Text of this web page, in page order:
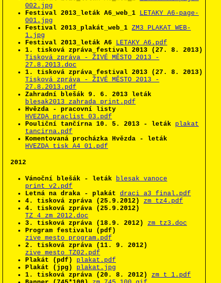
002.jpg
Festival 2013_leták A6_web_1 LETAKY_A6-page-
001.jpg
Festival 2013_plakát_web_1 ZM3_PLAKAT_WEB-
1.jpg
Festival 2013_leták A6
LETAKY_A6.pdf
1. tisková zpráva_festival 2013 (27. 8. 2013)
Tisková zpráva - ŽIVÉ MĚSTO 2013 -
27.8.2013.doc
1. tisková zpráva_festival 2013 (27. 8. 2013)
Tisková zpráva - ŽIVÉ MĚSTO 2013 -
27.8.2013.pdf
Zahradní blešák 9. 6. 2013 leták
blesak2013_zahrada_print.pdf
Hvězda - pracovní listy
HVEZDA_praclist_03.pdf
Pouliční tančírna 10. 5. 2013 - leták plakat
tancirna.pdf
Komentovaná procházka Hvězda - leták
HVEZDA_tisk A4_01.pdf
2012
Vánoční blešák - leták blesak vanoce
print_v2.pdf
Letná na draka - plakát draci_a3_final.pdf
4. tisková zpráva (25.9.2012)
zm_tz4.pdf
4. tisková zpráva (25.9.2012)
TZ_4_zm_2012.doc
3. tisková zpráva (18.9. 2012)
zm_tz3.doc
Program festivalu (pdf)
zive_mesto_program.pdf
2. tisková zpráva (11. 9. 2012)
zive_mesto_TZ02.pdf
Plakát (pdf)
plakat.pdf
Plakát (jpg)
plakat.jpg
1. tisková zpráva (20. 8. 2012)
zm_t_1.pdf